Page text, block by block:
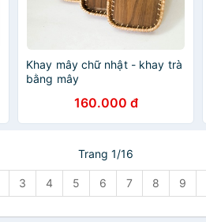
Khay mây chữ nhật - khay trà
bằng mây
160.000 đ
Trang 1/16
3 4 5 6 7 8 9